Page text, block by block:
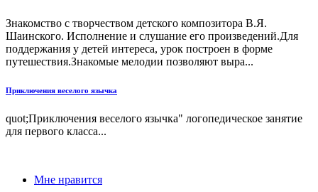
Знакомство с творчеством детского композитора В.Я.
Шаинского. Исполнение и слушание его произведений.Для
поддержания у детей интереса, урок построен в форме
путешествия.Знакомые мелодии позволяют выра...
Приключения веселого язычка
quot;Приключения веселого язычка" логопедическое занятие
для первого класса...
Мне нравится